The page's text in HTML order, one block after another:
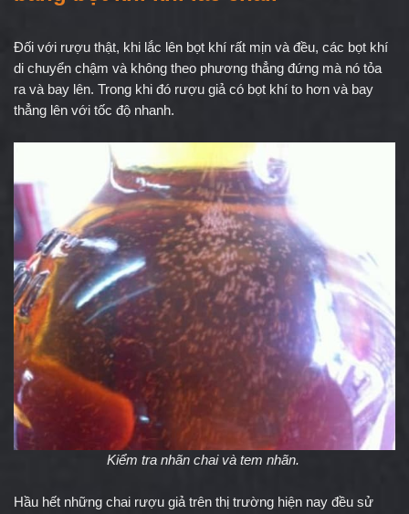
Đối với rượu thật, khi lắc lên bọt khí rất mịn và đều, các bọt khí
di chuyển chậm và không theo phương thẳng đứng mà nó tỏa
ra và bay lên. Trong khi đó rượu giả có bọt khí to hơn và bay
thẳng lên với tốc độ nhanh.
Kiểm tra nhãn chai và tem nhãn.
Hầu hết những chai rượu giả trên thị trường hiện nay đều sử